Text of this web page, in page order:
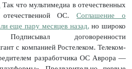
Так что мультимедиа в отечественных
отечественной ОС.Соглашение о
еще пару месяцев назад, но широко
договоренности
с компанией Ростелеком. Телеком-
разработчика ОС Аврора —